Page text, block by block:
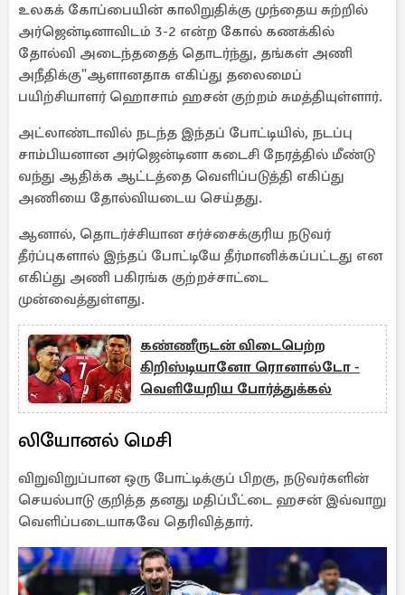
உலகக் கோப்பையின் காலிறுதிக்கு முந்தைய சுற்றில்
அர்ஜென்டினாவிடம் 3-2 என்ற கோல் கணக்கில்
தோல்வி அடைந்ததைத் தொடர்ந்து, தங்கள் அணி
அநீதிக்கு"ஆளானதாக எகிப்து தலைமைப்
பயிற்சியாளர் ஹொசாம் ஹசன் குற்றம் சுமத்தியுள்ளார்.
அட்லாண்டாவில் நடந்த இந்தப் போட்டியில், நடப்பு
சாம்பியனான அர்ஜென்டினா கடைசி நேரத்தில் மீண்டு
வந்து ஆதிக்க ஆட்டத்தை வெளிப்படுத்தி எகிப்து
அணியை தோல்வியடைய செய்தது.
ஆனால், தொடர்ச்சியான சர்ச்சைக்குரிய நடுவர்
தீர்ப்புகளால் இந்தப் போட்டியே தீர்மானிக்கப்பட்டது என
எகிப்து அணி பகிரங்க குற்றச்சாட்டை
முன்வைத்துள்ளது.
கண்ணீருடன் விடைபெற்ற
கிறிஸ்டியானோ ரொனால்டோ -
வெளியேறிய போர்த்துக்கல்
லியோனல் மெசி
விறுவிறுப்பான ஒரு போட்டிக்குப் பிறகு, நடுவர்களின்
செயல்பாடு குறித்த தனது மதிப்பீட்டை ஹசன் இவ்வாறு
வெளிப்படையாகவே தெரிவித்தார்.